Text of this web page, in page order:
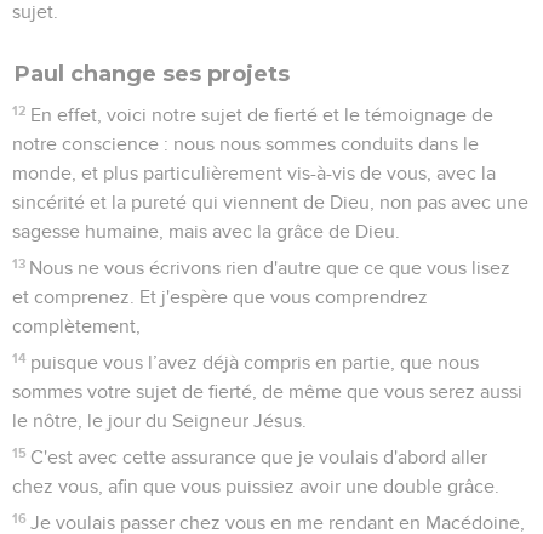
sujet.
Paul change ses projets
12 En effet, voici notre sujet de fierté et le témoignage de
notre conscience : nous nous sommes conduits dans le
monde, et plus particulièrement vis-à-vis de vous, avec la
sincérité et la pureté qui viennent de Dieu, non pas avec une
sagesse humaine, mais avec la grâce de Dieu.
13 Nous ne vous écrivons rien d'autre que ce que vous lisez
et comprenez. Et j'espère que vous comprendrez
complètement,
14 puisque vous l’avez déjà compris en partie, que nous
sommes votre sujet de fierté, de même que vous serez aussi
le nôtre, le jour du Seigneur Jésus.
15 C'est avec cette assurance que je voulais d'abord aller
chez vous, afin que vous puissiez avoir une double grâce.
16 Je voulais passer chez vous en me rendant en Macédoine,